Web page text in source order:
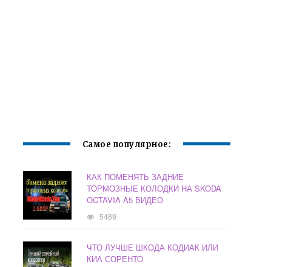
Самое популярное:
КАК ПОМЕНЯТЬ ЗАДНИЕ
ТОРМОЗНЫЕ КОЛОДКИ НА SKODA
OCTAVIA A5 ВИДЕО
5489
ЧТО ЛУЧШЕ ШКОДА КОДИАК ИЛИ
КИА СОРЕНТО